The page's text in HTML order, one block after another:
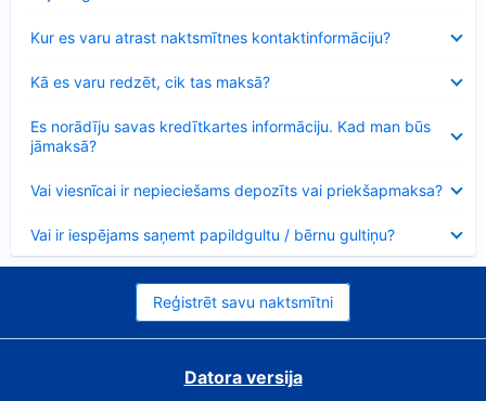
Kur es varu atrast naktsmītnes kontaktinformāciju?
Kā es varu redzēt, cik tas maksā?
Es norādīju savas kredītkartes informāciju. Kad man būs
jāmaksā?
Vai viesnīcai ir nepieciešams depozīts vai priekšapmaksa?
Vai ir iespējams saņemt papildgultu / bērnu gultiņu?
Reģistrēt savu naktsmītni
Datora versija